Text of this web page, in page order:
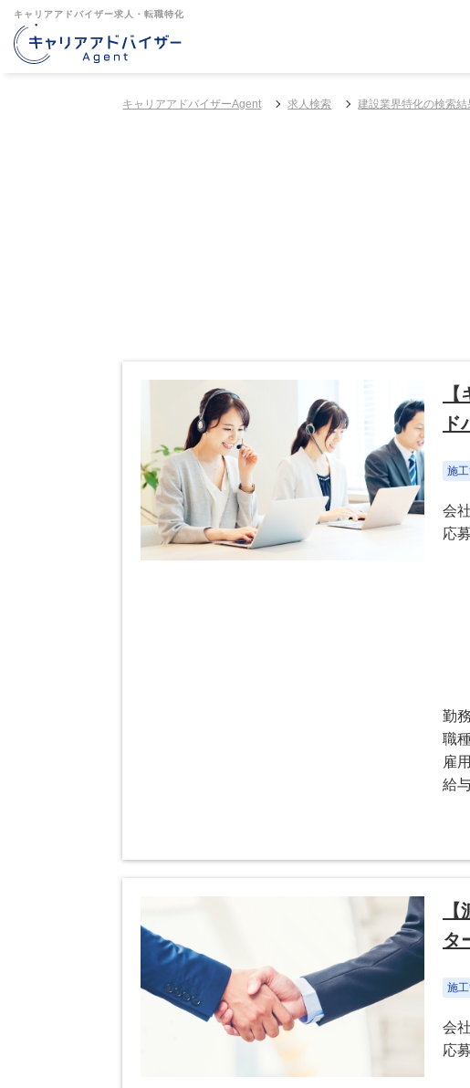
キャリアアドバイザー求人・転職特化
キャリアアドバイザーAgent 求人検索 建設業界特化の検索結
施
会
応
勤
職
雇
給
タ
施
会
応